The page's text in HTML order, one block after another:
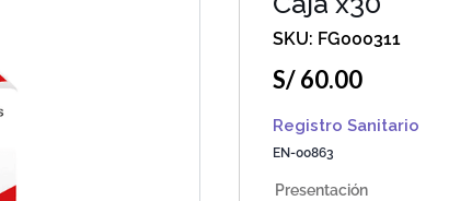
FG000311
S/60.00
Registro Sanitario
EN-00863